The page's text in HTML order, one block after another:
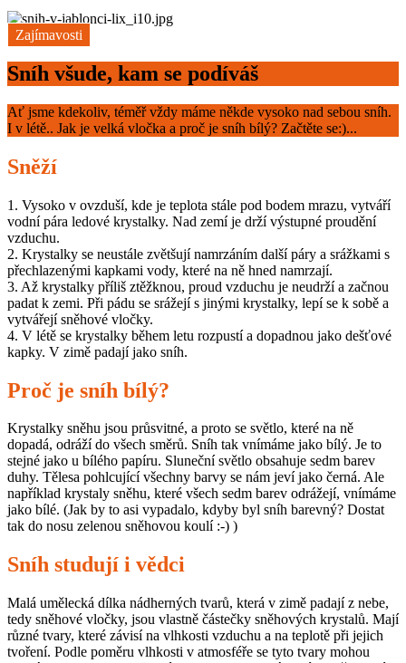
Zajímavosti
Sníh všude, kam se podíváš
Ať jsme kdekoliv, téměř vždy máme někde vysoko nad sebou sníh.
I v létě.. Jak je velká vločka a proč je sníh bílý? Začtěte se:)...
Sněží
1. Vysoko v ovzduší, kde je teplota stále pod bodem mrazu, vytváří
vodní pára ledové krystalky. Nad zemí je drží výstupné proudění
vzduchu.
2. Krystalky se neustále zvětšují namrzáním další páry a srážkami s
přechlazenými kapkami vody, které na ně hned namrzají.
3. Až krystalky příliš ztěžknou, proud vzduchu je neudrží a začnou
padat k zemi. Při pádu se srážejí s jinými krystalky, lepí se k sobě a
vytvářejí sněhové vločky.
4. V létě se krystalky během letu rozpustí a dopadnou jako dešťové
kapky. V zimě padají jako sníh.
Proč je sníh bílý?
Krystalky sněhu jsou průsvitné, a proto se světlo, které na ně
dopadá, odráží do všech směrů. Sníh tak vnímáme jako bílý. Je to
stejné jako u bílého papíru. Sluneční světlo obsahuje sedm barev
duhy. Tělesa pohlcující všechny barvy se nám jeví jako černá. Ale
například krystaly sněhu, které všech sedm barev odrážejí, vnímáme
jako bílé. (Jak by to asi vypadalo, kdyby byl sníh barevný? Dostat
tak do nosu zelenou sněhovou koulí :-) )
Sníh studují i vědci
Malá umělecká dílka nádherných tvarů, která v zimě padají z nebe,
tedy sněhové vločky, jsou vlastně částečky sněhových krystalů. Mají
různé tvary, které závisí na vlhkosti vzduchu a na teplotě při jejich
tvoření. Podle poměru vlhkosti v atmosféře se tyto tvary mohou